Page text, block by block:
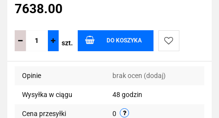
7638.00
szt. DO KOSZYKA
Do
Opinie brak ocen (dodaj)
Wysyłka w ciągu 48 godzin
Cena przesyłki 0